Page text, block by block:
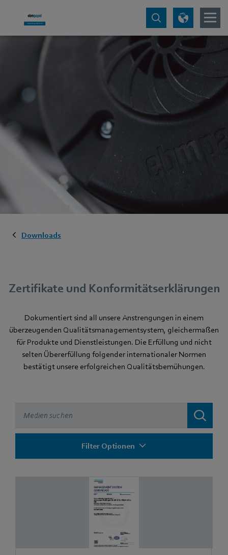
Downloads
Zertifikate und Konformitätserklärungen
Dokumentiert sind all unsere Anstrengungen in einem
überzeugenden Qualitätsmanagementsystem, gleichermaßen
für Produkte und Dienstleistungen. Die Erfüllung und nicht
selten Übererfüllung folgender internationaler Normen
bestätigt unsere erfolgreichen Qualitätsbemühungen.
Filter Optionen